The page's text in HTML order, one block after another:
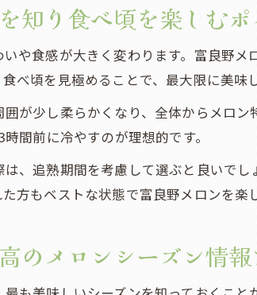
知り食べ頃を楽しむポ
や食感が大きく変わります。富良野
べ頃を見極めることで、最大限に美味
が少し柔らかくなり、全体からメロ
間前に冷やすのが理想的です。
、追熟期間を考慮して選ぶと良いで
方もベストな状態で富良野メロンを楽
のメロンシーズン情報